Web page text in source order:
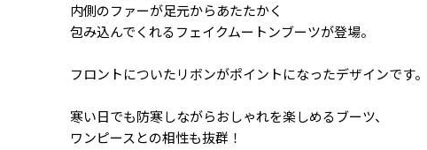
内側のファーが足元からあたたかく
包み込んでくれるフェイクムートンブーツが登場。
フロントについたリボンがポイントになったデザインです。
寒い日でも防寒しながらおしゃれを楽しめるブーツ、
ワンピースとの相性も抜群！